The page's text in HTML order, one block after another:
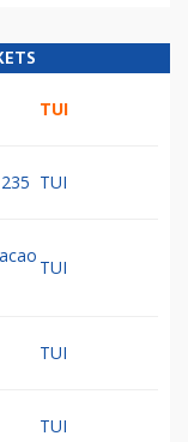
TUI
TUI
TUI
TUI
TUI